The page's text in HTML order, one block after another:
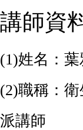
講師資
(1)姓名：葉
(2)職稱：
派講師